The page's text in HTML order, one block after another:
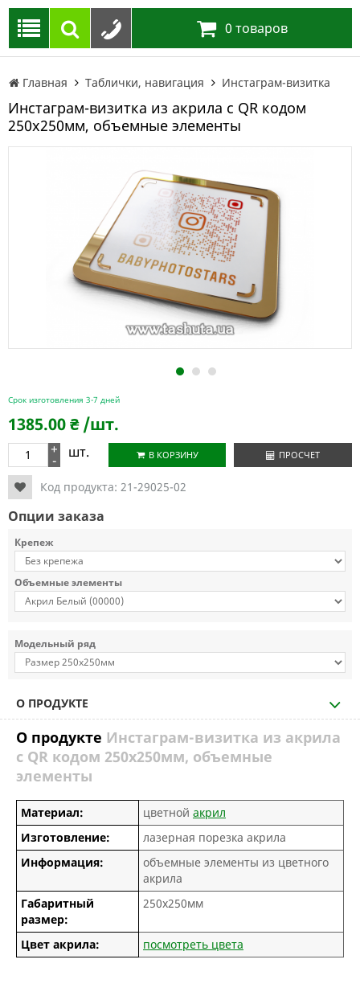
0 товаров
Главная Таблички, навигация Инстаграм-визитка
Инстаграм-визитка из акрила с QR кодом
250х250мм, объемные элементы
1 2 3
Срок изготовления 3-7 дней
1385.00₴ /шт.
+
- шт. В КОРЗИНУ ПРОСЧЕТ
Код продукта: 21-29025-02
Опции заказа
Крепеж
Объемные элементы
Модельный ряд
О ПРОДУКТЕ
О продукте Инстаграм-визитка из акрила
с QR кодом 250х250мм, объемные
элементы
Материал: цветной акрил
Изготовление:
лазерная порезка акрила
Информация:
объемные элементы из цветного
акрила
Габаритный
размер:
250х250мм
Цвет акрила: посмотреть цвета